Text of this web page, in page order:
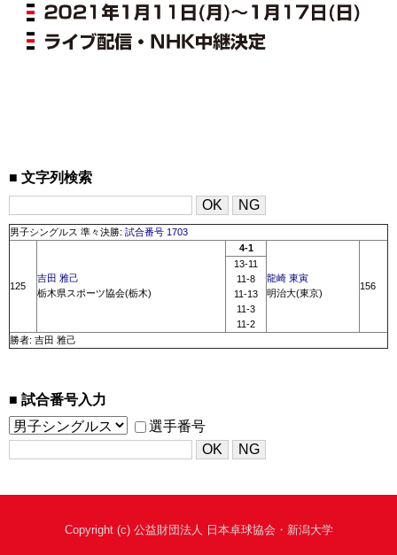
文字列検索
男子シングルス 準々決勝: 試合番号 1703
125
吉田 雅己
栃木県スポーツ協会(栃木)
4-1
龍崎 東寅
明治大(東京)
156
13-11
11-8
11-13
11-3
11-2
勝者: 吉田 雅己
試合番号入力
選手番号
Copyright (c) 公益財団法人 日本卓球協会・新潟大学